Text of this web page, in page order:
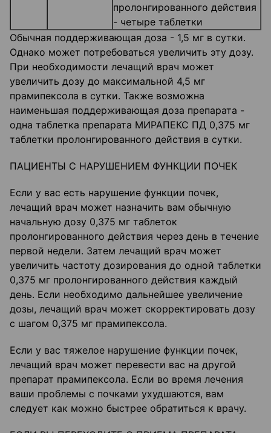
пролонгированного действия
- четыре таблетки
Обычная поддерживающая доза - 1,5 мг в сутки.
Однако может потребоваться увеличить эту дозу.
При необходимости лечащий врач может
увеличить дозу до максимальной 4,5 мг
прамипексола в сутки. Также возможна
наименьшая поддерживающая доза препарата -
одна таблетка препарата МИРАПЕКС ПД 0,375 мг
таблетки пролонгированного действия в сутки.
ПАЦИЕНТЫ С НАРУШЕНИЕМ ФУНКЦИИ ПОЧЕК
Если у вас есть нарушение функции почек,
лечащий врач может назначить вам обычную
начальную дозу 0,375 мг таблеток
пролонгированного действия через день в течение
первой недели. Затем лечащий врач может
увеличить частоту дозирования до одной таблетки
0,375 мг пролонгированного действия каждый
день. Если необходимо дальнейшее увеличение
дозы, лечащий врач может скорректировать дозу
с шагом 0,375 мг прамипексола.
Если у вас тяжелое нарушение функции почек,
лечащий врач может перевести вас на другой
препарат прамипексола. Если во время лечения
ваши проблемы с почками ухудшаются, вам
следует как можно быстрее обратиться к врачу.